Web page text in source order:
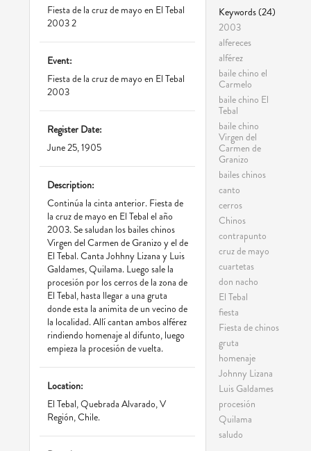
Fiesta de la cruz de mayo en El Tebal
2003 2
Event:
Fiesta de la cruz de mayo en El Tebal
2003
Register Date:
June 25, 1905
Description:
Continúa la cinta anterior. Fiesta de
la cruz de mayo en El Tebal el año
2003. Se saludan los bailes chinos
Virgen del Carmen de Granizo y el de
El Tebal. Canta Johhny Lizana y Luis
Galdames, Quilama. Luego sale la
procesión por los cerros de la zona de
El Tebal, hasta llegar a una gruta
donde esta la animita de un vecino de
la localidad. Allí cantan ambos alférez
rindiendo homenaje al difunto, luego
empieza la procesión de vuelta.
Location:
El Tebal, Quebrada Alvarado, V
Región, Chile.
Keywords (24)
2003
alfereces
alférez
baile chino el
Carmelo
baile chino El
Tebal
baile chino
Virgen del
Carmen de
Granizo
bailes chinos
canto
cerros
Chinos
contrapunto
cruz de mayo
cuartetas
don nacho
El Tebal
fiesta
Fiesta de chinos
gruta
homenaje
Johnny Lizana
Luis Galdames
procesión
Quilama
saludo